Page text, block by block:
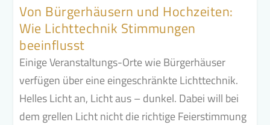
Von Bürgerhäusern und Hochzeiten:
Wie Lichttechnik Stimmungen
beeinflusst
Einige Veranstaltungs-Orte wie Bürgerhäuser
verfügen über eine eingeschränkte Lichttechnik.
Helles Licht an, Licht aus – dunkel. Dabei will bei
dem grellen Licht nicht die richtige Feierstimmung